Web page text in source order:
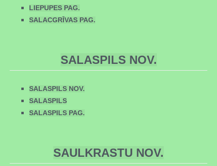
LIEPUPES PAG.
SALACGRĪVAS PAG.
SALASPILS NOV.
SALASPILS NOV.
SALASPILS
SALASPILS PAG.
SAULKRASTU NOV.